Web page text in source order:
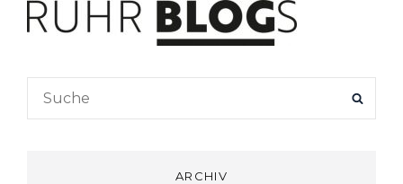
Search
for:
ARCHIV